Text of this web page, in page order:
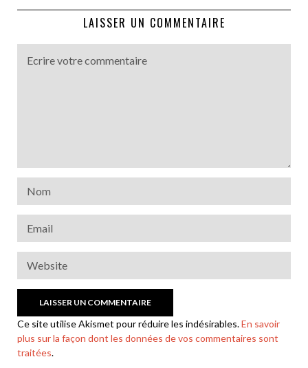
LAISSER UN COMMENTAIRE
Ce site utilise Akismet pour réduire les indésirables.En savoir
plus sur la façon dont les données de vos commentaires sont
traitées.